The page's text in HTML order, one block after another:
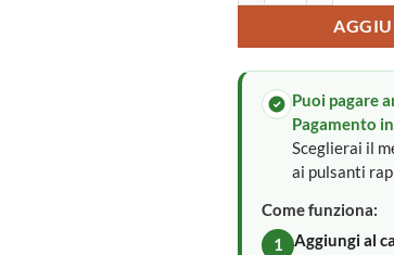
Puoi pagare
Pagamento
Sceglierai il
ai pulsanti
Come funziona:
1
Aggiungi al